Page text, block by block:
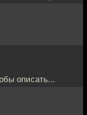
описать...